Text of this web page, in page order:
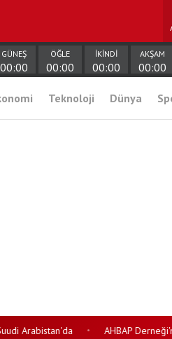
GÜNEŞ
00:00
ÖĞLE
00:00
İKİNDİ
00:00
AKŞAM
00:00
Teknoloji Dünya
• AHBAP Derneği'nin